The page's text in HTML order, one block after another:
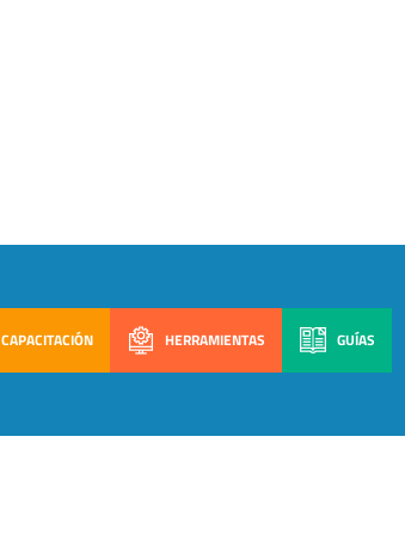
CAPACITACIÓN HERRAMIENTAS GUÍAS